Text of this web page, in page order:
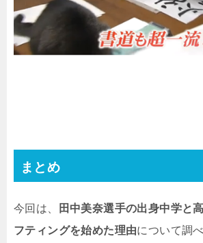
まとめ
今回は、 田中美奈選手の出身中学と
フティングを始めた理由について調